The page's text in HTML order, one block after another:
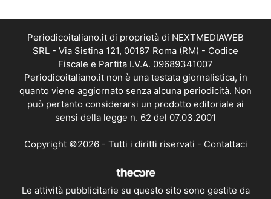
Periodicoitaliano.it di proprietà di NEXTMEDIAWEB
SRL - Via Sistina 121, 00187 Roma (RM) - Codice
Fiscale e Partita I.V.A. 09689341007
Periodicoitaliano.it non è una testata giornalistica, in
quanto viene aggiornato senza alcuna periodicità. Non
può pertanto considerarsi un prodotto editoriale ai
sensi della legge n. 62 del 07.03.2001
Copyright ©2026 - Tutti i diritti riservati - Contattaci
Le attività pubblicitarie su questo sito sono gestite da